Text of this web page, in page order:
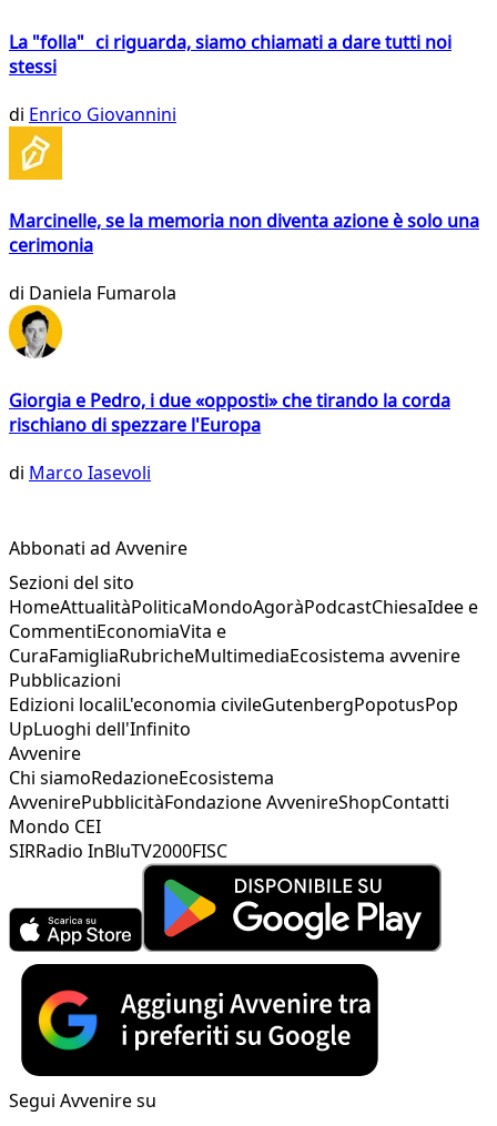
La "folla" ci riguarda, siamo chiamati a dare tutti noi
stessi
di Enrico Giovannini
Marcinelle, se la memoria non diventa azione è solo una
cerimonia
di Daniela Fumarola
Giorgia e Pedro, i due «opposti» che tirando la corda
rischiano di spezzare l'Europa
di Marco Iasevoli
Abbonati ad Avvenire
Sezioni del sito
HomeAttualitàPoliticaMondoAgoràPodcastChiesaIdee e
CommentiEconomiaVita e
CuraFamigliaRubricheMultimediaEcosistema avvenire
Pubblicazioni
Edizioni localiL'economia civileGutenbergPopotusPop
UpLuoghi dell'Infinito
Avvenire
Chi siamoRedazioneEcosistema
AvvenirePubblicitàFondazione AvvenireShopContatti
Mondo CEI
SIRRadio InBluTV2000FISC
Segui Avvenire su